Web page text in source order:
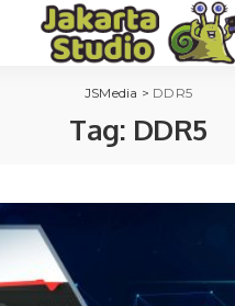
JSMedia > DDR5
Tag: DDR5